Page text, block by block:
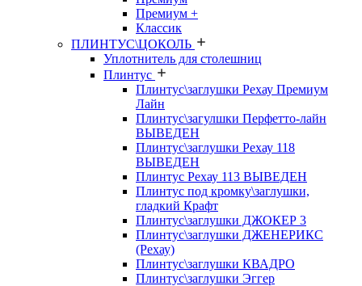
Премиум +
Классик
ПЛИНТУС\ЦОКОЛЬ
Уплотнитель для столешниц
Плинтус
Плинтус\заглушки Рехау Премиум
Лайн
Плинтус\загулшки Перфетто-лайн
ВЫВЕДЕН
Плинтус\заглушки Рехау 118
ВЫВЕДЕН
Плинтус Рехау 113 ВЫВЕДЕН
Плинтус под кромку\заглушки,
гладкий Крафт
Плинтус\заглушки ДЖОКЕР 3
Плинтус\заглушки ДЖЕНЕРИКС
(Рехау)
Плинтус\заглушки КВАДРО
Плинтус\заглушки Эггер